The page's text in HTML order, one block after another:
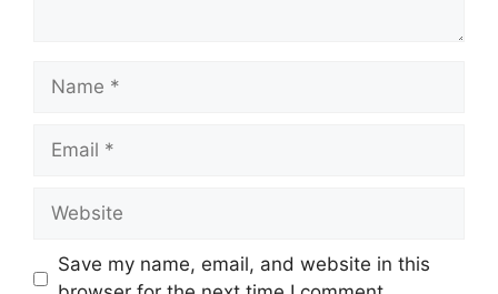
Save my name, email, and website in this